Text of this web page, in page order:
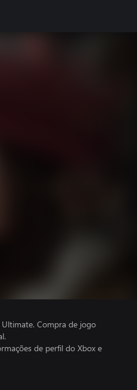
Compra de jogo
de perfil do Xbox e